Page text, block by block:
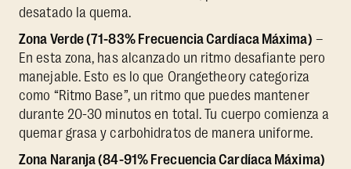
desatado la quema.
Zona Verde (71-83% Frecuencia Cardíaca Máxima) –
En esta zona, has alcanzado un ritmo desafiante pero
manejable. Esto es lo que Orangetheory categoriza
como “Ritmo Base”, un ritmo que puedes mantener
durante 20-30 minutos en total. Tu cuerpo comienza a
quemar grasa y carbohidratos de manera uniforme.
Zona Naranja (84-91% Frecuencia Cardíaca Máxima)